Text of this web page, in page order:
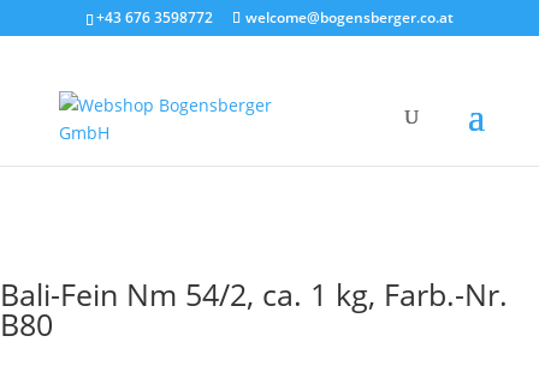
+43 676 3598772 welcome@bogensberger.co.at
Bali-Fein Nm 54/2, ca. 1 kg, Farb.-Nr.
B80